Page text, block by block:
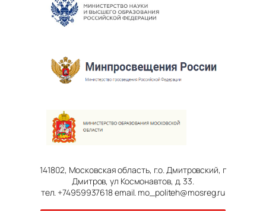
141802, Московская область, г.о. Дмитровский, г
Дмитров, ул Космонавтов, д. 33.
тел. +74959937618 email. mo_politeh@mosreg.ru